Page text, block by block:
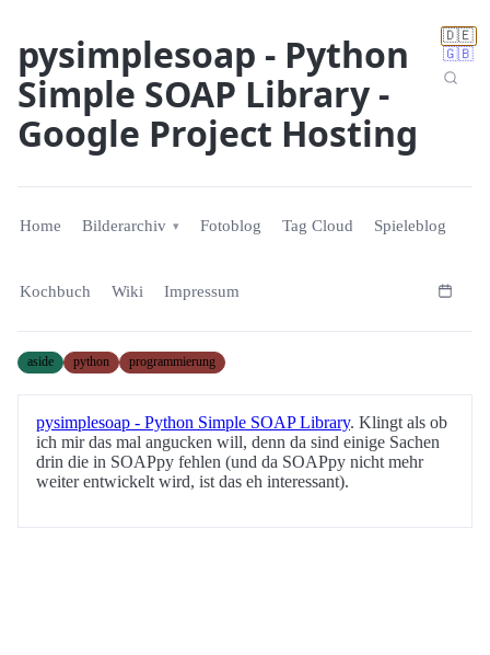
🇩🇪
🇬🇧
pysimplesoap - Python
Simple SOAP Library -
Google Project Hosting
Home Bilderarchiv Fotoblog Tag Cloud Spieleblog
Kochbuch Wiki Impressum
aside python programmierung
pysimplesoap - Python Simple SOAP Library. Klingt als ob
ich mir das mal angucken will, denn da sind einige Sachen
drin die in SOAPpy fehlen (und da SOAPpy nicht mehr
weiter entwickelt wird, ist das eh interessant).